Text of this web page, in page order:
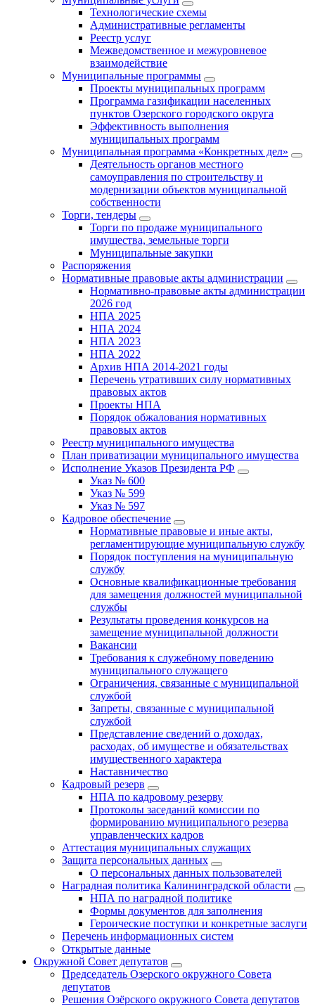
Технологические схемы
Административные регламенты
Реестр услуг
Межведомственное и межуровневое
взаимодействие
Муниципальные программы
Проекты муниципальных программ
Программа газификации населенных
пунктов Озерского городского округа
Эффективность выполнения
муниципальных программ
Муниципальная программа «Конкретных дел»
Деятельность органов местного
самоуправления по строительству и
модернизации объектов муниципальной
собственности
Торги, тендеры
Торги по продаже муниципального
имущества, земельные торги
Муниципальные закупки
Распоряжения
Нормативные правовые акты администрации
Нормативно-правовые акты администрации
2026 год
НПА 2025
НПА 2024
НПА 2023
НПА 2022
Архив НПА 2014-2021 годы
Перечень утративших силу нормативных
правовых актов
Проекты НПА
Порядок обжалования нормативных
правовых актов
Реестр муниципального имущества
План приватизации муниципального имущества
Исполнение Указов Президента РФ
Указ № 600
Указ № 599
Указ № 597
Кадровое обеспечение
Нормативные правовые и иные акты,
регламентирующие муниципальную службу
Порядок поступления на муниципальную
службу
Основные квалификационные требования
для замещения должностей муниципальной
службы
Результаты проведения конкурсов на
замещение муниципальной должности
Вакансии
Требования к служебному поведению
муниципального служащего
Ограничения, связанные с муниципальной
службой
Запреты, связанные с муниципальной
службой
Представление сведений о доходах,
расходах, об имуществе и обязательствах
имущественного характера
Наставничество
Кадровый резерв
НПА по кадровому резерву
Протоколы заседаний комиссии по
формированию муниципального резерва
управленческих кадров
Аттестация муниципальных служащих
Защита персональных данных
О персональных данных пользователей
Наградная политика Калининградской области
НПА по наградной политике
Формы документов для заполнения
Героические поступки и конкретные заслуги
Перечень информационных систем
Открытые данные
Окружной Совет депутатов
Председатель Озерского окружного Совета
депутатов
Решения Озёрского окружного Совета депутатов